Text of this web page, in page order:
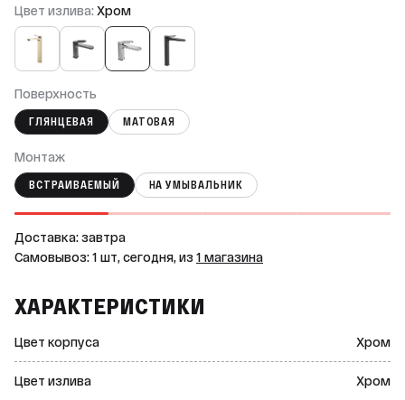
Цвет излива: Хром
Поверхность
ГЛЯНЦЕВАЯ МАТОВАЯ
Монтаж
ВСТРАИВАЕМЫЙ НА УМЫВАЛЬНИК
Доставка: завтра
Самовывоз: 1 шт, сегодня, из 1 магазина
ХАРАКТЕРИСТИКИ
Цвет корпуса Хром
Цвет излива Хром